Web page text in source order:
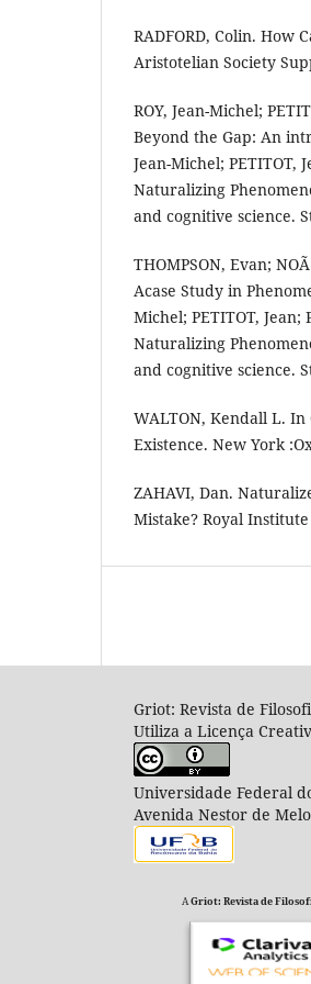
RADFORD, Colin. How
Aristotelian Society
ROY, Jean-Michel;
Beyond the Gap: An
Jean-Michel; PETITOT,
Naturalizing
and cognitive science.
THOMPSON, Evan;
Acase Study in
Michel; PETITOT, Jean;
Naturalizing
and cognitive science.
WALTON, Kendall L.
Existence. New York
ZAHAVI, Dan.
Mistake? Royal
Griot: Revista de
Utiliza a Licença
Universidade Federal
Avenida Nestor de
AGriot: Revista de